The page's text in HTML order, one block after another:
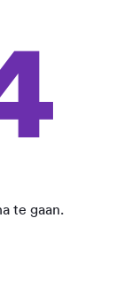
te gaan.